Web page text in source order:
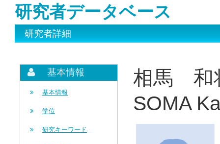
研究者データベース
研究者詳細
基本情報
基本情報
学位
研究キーワード
相馬 和
SOMA